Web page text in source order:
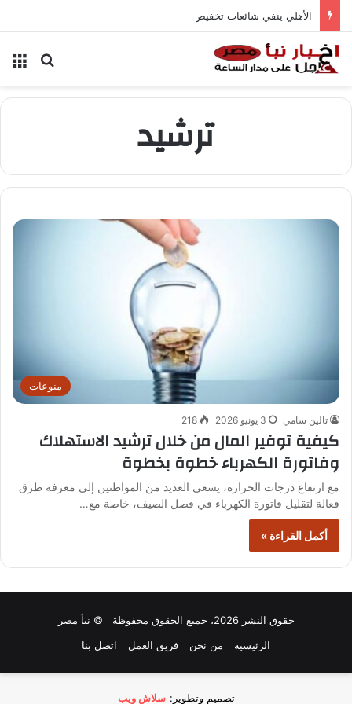
الأهلي ينفي شائعات تخفيض عقود زيزو والشناوي
بحث
ترشيد
منوعات
تالين سامي 3 يونيو 2026 218
كيفية توفير المال من خلال ترشيد الاستهلاك
وفاتورة الكهرباء خطوة بخطوة
مع ارتفاع درجات الحرارة، يسعى العديد من المواطنين إلى معرفة طرق
فعالة لتقليل فاتورة الكهرباء في فصل الصيف، خاصة مع…
أكمل القراءة »
حقوق النشر 2026، جميع الحقوق محفوظة © نبأ مصر
الرئيسية
من نحن فريق العمل اتصل بنا
تصميم وتطوير: سلاش ويب